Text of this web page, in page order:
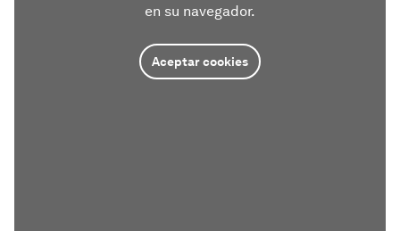
en su navegador.
Aceptar cookies